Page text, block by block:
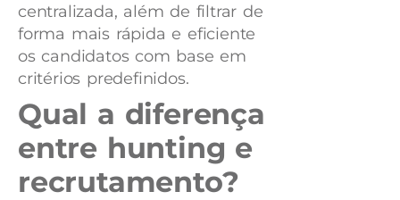
centralizada, além de filtrar de
forma mais rápida e eficiente
os candidatos com base em
critérios predefinidos.
Qual a diferença
entre hunting e
recrutamento?